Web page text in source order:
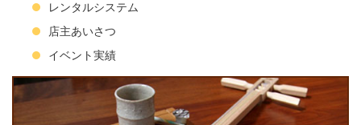
レンタルシステム
店主あいさつ
イベント実績